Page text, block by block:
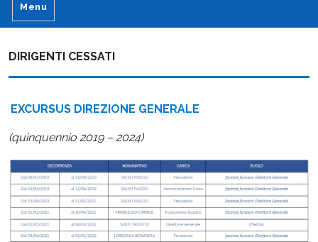
Menu
DIRIGENTI CESSATI
EXCURSUS DIREZIONE GENERALE
(quinquennio 2019 – 2024)